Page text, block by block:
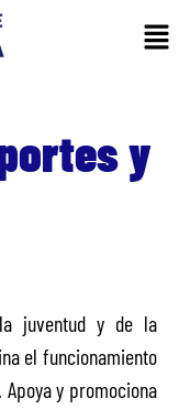
y
juventud y de la
el funcionamiento
y promociona